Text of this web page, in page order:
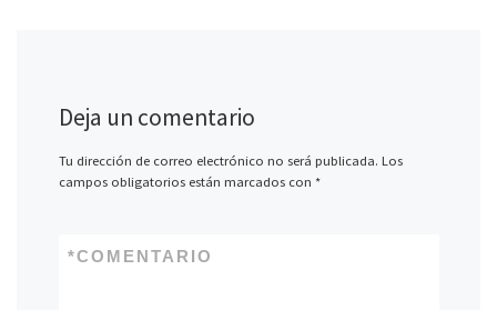
Deja un comentario
Tu dirección de correo electrónico no será publicada. Los
campos obligatorios están marcados con *
COMENTARIO
*